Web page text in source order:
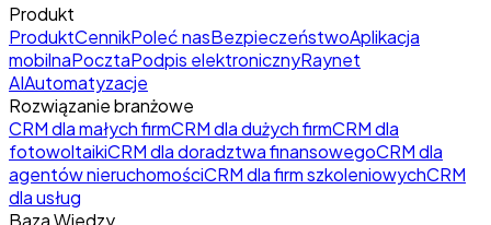
Produkt
ProduktCennikPoleć nasBezpieczeństwoAplikacja
mobilnaPocztaPodpis elektronicznyRaynet
AIAutomatyzacje
Rozwiązanie branżowe
CRM dla małych firmCRM dla dużych firmCRM dla
fotowoltaikiCRM dla doradztwa finansowegoCRM dla
agentów nieruchomościCRM dla firm szkoleniowychCRM
dla usług
Baza Wiedzy